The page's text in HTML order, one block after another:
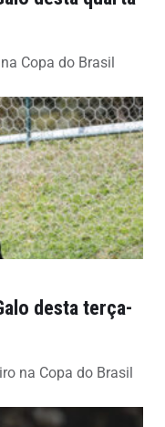
Copa do Brasil
desta terça-
na Copa do Brasil